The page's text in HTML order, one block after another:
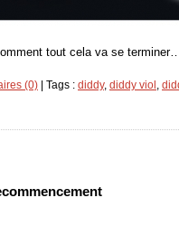
tout cela va se
(0) | Tags : diddy, diddy viol ,